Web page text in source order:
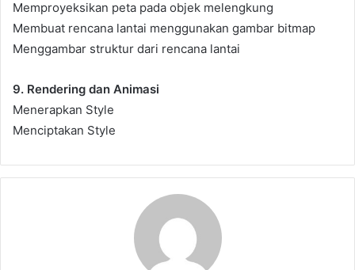
Memproyeksikan peta pada objek melengkung
Membuat rencana lantai menggunakan gambar bitmap
Menggambar struktur dari rencana lantai
9. Rendering dan Animasi
Menerapkan Style
Menciptakan Style